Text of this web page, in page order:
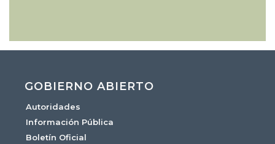
GOBIERNO ABIERTO
Autoridades
Información Pública
Boletín Oficial